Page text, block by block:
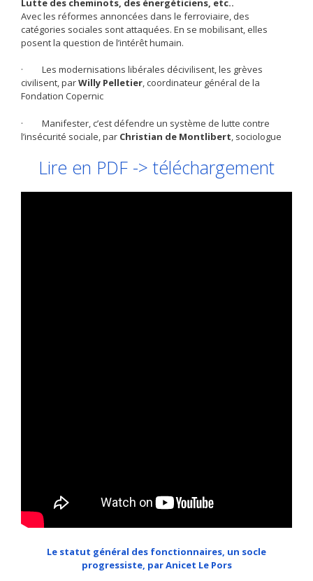
Lutte des cheminots, des énergéticiens, etc..
Avec les réformes annoncées dans le ferroviaire, des
catégories sociales sont attaquées. En se mobilisant, elles
posent la question de l’intérêt humain.
· Les modernisations libérales décivilisent, les grèves
civilisent, parWilly Pelletier, coordinateur général de la
Fondation Copernic
· Manifester, c’est défendre un système de lutte contre
l’insécurité sociale, par Christian de Montlibert, sociologue
Lire en PDF -> téléchargement
Le statut général des fonctionnaires, un socle
progressiste, par Anicet Le Pors